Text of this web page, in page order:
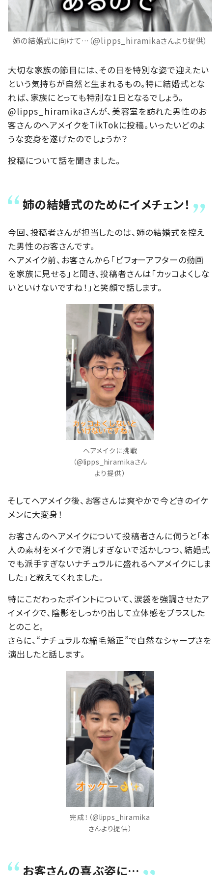
姉の結婚式に向けて…（@lipps_hiramikaさんより提供）
大切な家族の節目には、その日を特別な姿で迎えたい
という気持ちが自然と生まれるもの。特に結婚式とな
れば、家族にとっても特別な1日となるでしょう。
@lipps_hiramikaさんが、美容室を訪れた男性のお
客さんのヘアメイクをTikTokに投稿。いったいどのよ
うな変身を遂げたのでしょうか？
投稿について話を聞きました。
姉の結婚式のためにイメチェン！
今回、投稿者さんが担当したのは、姉の結婚式を控え
た男性のお客さんです。
ヘアメイク前、お客さんから「ビフォーアフターの動画
を家族に見せる」と聞き、投稿者さんは「カッコよくしな
いといけないですね！」と笑顔で話します。
ヘアメイクに挑戦
（@lipps_hiramikaさん
より提供）
そしてヘアメイク後、お客さんは爽やかで今どきのイケ
メンに大変身！
お客さんのヘアメイクについて投稿者さんに伺うと「本
人の素材をメイクで消しすぎないで活かしつつ、結婚式
でも派手すぎないナチュラルに盛れるヘアメイクにしま
した」と教えてくれました。
特にこだわったポイントについて、涙袋を強調させたア
イメイクで、陰影をしっかり出して立体感をプラスした
とのこと。
さらに、“ナチュラルな縮毛矯正”で自然なシャープさを
演出したと話します。
完成！（@lipps_hiramika
さんより提供）
お客さんの喜ぶ姿に…